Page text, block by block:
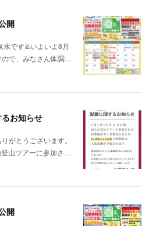
開
水です♨️いよいよ8月
ので、みなさん体調…
お知らせ
がとうございます。
山ツアーに参加さ…
開